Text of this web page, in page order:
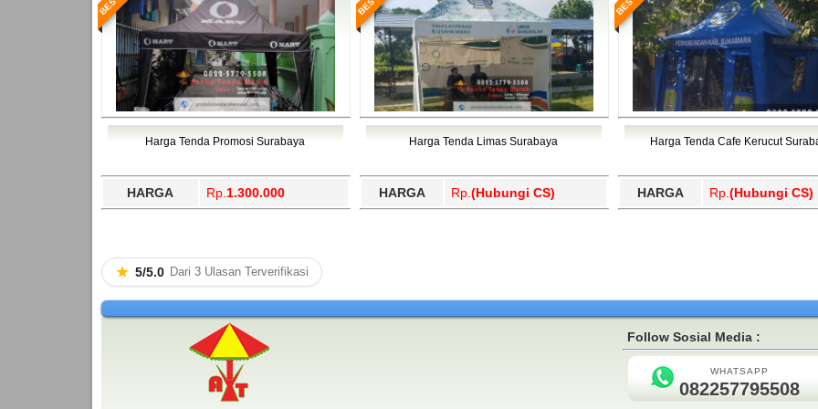
Harga Tenda Promosi Surabaya
HARGA Rp. 1.300.000
Harga Tenda Limas Surabaya
HARGA Rp. (Hubungi CS)
Harga Tenda Cafe Kerucut
HARGA Rp. (Hubungi CS)
★ 5/5.0 Dari 3 Ulasan Terverifikasi
Follow Sosial Media :
WHATSAPP
082257795508